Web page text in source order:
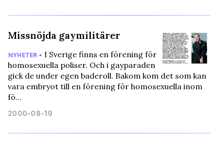
Missnöjda gaymilitärer
NYHETER • I Sverige finns en förening för
homosexuella poliser. Och i gayparaden
gick de under egen baderoll. Bakom kom det som kan
vara embryot till en förening för homosexuella inom
fö…
2000-08-19